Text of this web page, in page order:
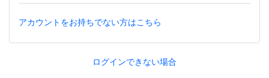
アカウントをお持ちでない方はこちら
ログインできない場合